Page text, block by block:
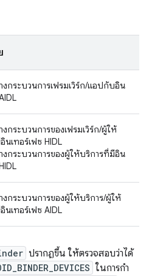
งกระบวนการเฟรมเวิร์ก/แอปกับอิน
งกระบวนการของเฟรมเวิร์ก/ผู้ให้
นเทอร์เฟซ HIDL
งกระบวนการของผู้ให้บริการที่มีอิน
งกระบวนการของผู้ให้บริการ/ผู้ให้
นเทอร์เฟซ AIDL
ปรากฏขึ้น ให้ตรวจสอบว่าได้
ในการกํา